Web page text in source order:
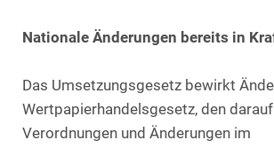
Nationale Änderungen bereits in
Das Umsetzungsgesetz bewirkt
Wertpapierhandelsgesetz, den
Verordnungen und Änderungen im